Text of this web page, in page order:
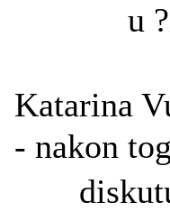
u
Katarina
- nakon